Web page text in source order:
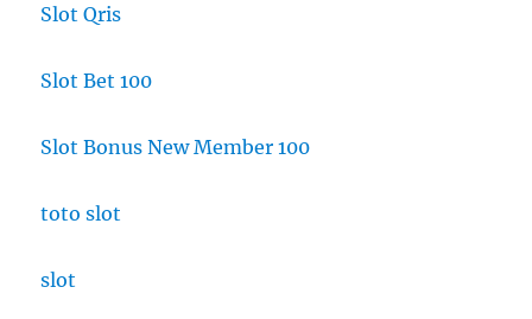
Slot Qris
Slot Bet 100
Slot Bonus New Member 100
toto slot
slot